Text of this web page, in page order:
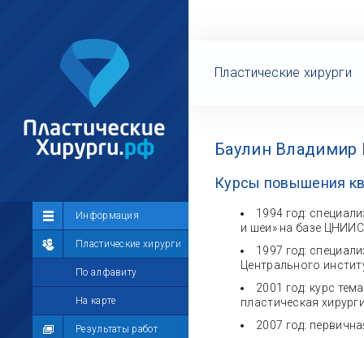
Информация
Пластические хирурги
По алфавиту
На карте
Результаты работ
Сообщество
Лента
Участники
Мой профиль
Мои сообщения
Пластические хирурги
Баулин Владимир
Курсы повышения
1994 год:
и шеи» на базе ЦНИИС
1997 год:
Центрального
2001 год: курс
пластическая
2007 год: